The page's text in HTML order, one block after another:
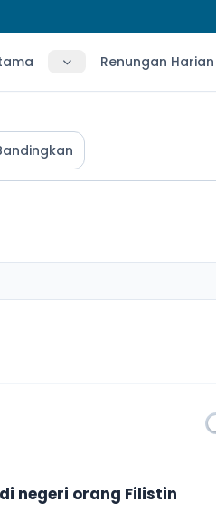
Renungan Harian
negeri orang Filistin